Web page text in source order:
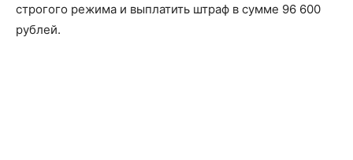
строгого режима и выплатить штраф в сумме 96 600
рублей.